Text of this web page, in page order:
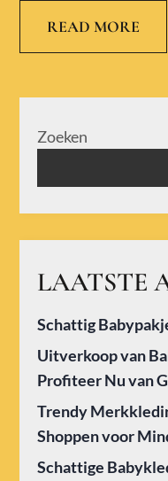
READ MORE
Zoeken
LAATSTE
Schattig
Uitverkoop van
Profiteer Nu van
Trendy
Shoppen voor
Schattige